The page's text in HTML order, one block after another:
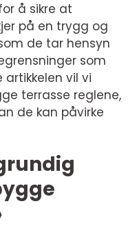
å sikre at
på en trygg og
de tar hensyn
som
vil vi
terrasse reglene,
de kan påvirke